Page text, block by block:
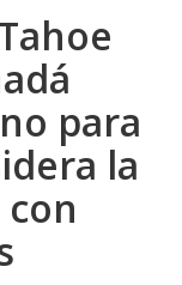
para
la